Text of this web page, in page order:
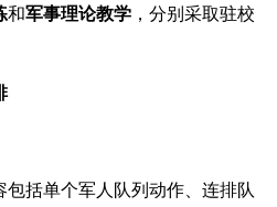
和军事理论教学 ，分别采取驻校
括单个军人队列动作、连排队